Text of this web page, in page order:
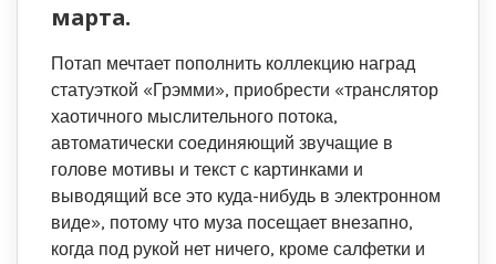
марта.
Потап мечтает пополнить коллекцию наград
статуэткой «Грэмми», приобрести «транслятор
хаотичного мыслительного потока,
автоматически соединяющий звучащие в
голове мотивы и текст с картинками и
выводящий все это куда-нибудь в электронном
виде», потому что муза посещает внезапно,
когда под рукой нет ничего, кроме салфетки и